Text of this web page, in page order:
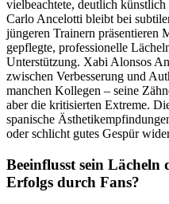
vielbeachtete, deutlich
Carlo Ancelotti bleibt bei
jüngeren Trainern präsentieren
gepflegte, professionelle
Unterstützung. Xabi Alonsos
zwischen Verbesserung und
manchen Kollegen – seine
aber die kritisierten Extreme.
spanische
oder schlicht gutes Gespür
Beeinflusst sein Lächeln
Erfolgs durch Fans?